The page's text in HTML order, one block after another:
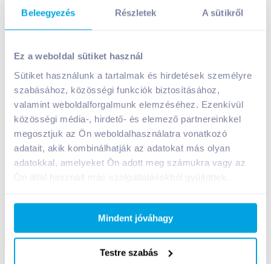
Beleegyezés Részletek A sütikről
Ez a weboldal sütiket használ
Sütiket használunk a tartalmak és hirdetések személyre
szabásához, közösségi funkciók biztosításához,
valamint weboldalforgalmunk elemzéséhez. Ezenkívül
közösségi média-, hirdető- és elemező partnereinkkel
megosztjuk az Ön weboldalhasználatra vonatkozó
adatait, akik kombinálhatják az adatokat más olyan
adatokkal, amelyeket Ön adott meg számukra vagy az
Ön által használt más szolgáltatásokból gyűjtöttek.
Mindent jóváhagy
Testre szabás
Tolle Trappista szeletelt sajt 125 g laktózmentes
1 099Ft /db
Egységár: 8 792Ft /kg
Nettó eladási ár: 931Ft / db(18 % áfa)
A termék jelenleg nem elérhető